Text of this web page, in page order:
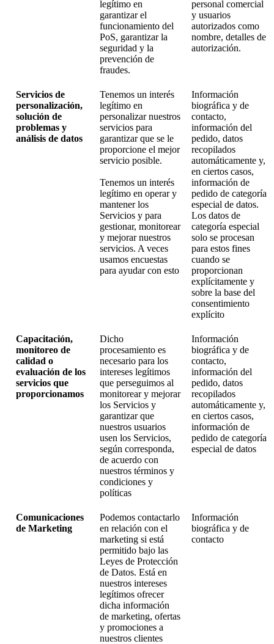
legítimo en
garantizar el
funcionamiento del
PoS, garantizar la
seguridad y la
prevención de
fraudes.
personal comercial
y usuarios
autorizados como
nombre, detalles de
autorización.
Servicios de
personalización,
solución de
problemas y
análisis de datos
Tenemos un interés
legítimo en
personalizar nuestros
servicios para
garantizar que se le
proporcione el mejor
servicio posible.
Tenemos un interés
legítimo en operar y
mantener los
Servicios y para
gestionar, monitorear
y mejorar nuestros
servicios. A veces
usamos encuestas
para ayudar con esto
Información
biográfica y de
contacto,
información del
pedido, datos
recopilados
automáticamente y,
en ciertos casos,
información de
pedido de categoría
especial de datos.
Los datos de
categoría especial
solo se procesan
para estos fines
cuando se
proporcionan
explícitamente y
sobre la base del
consentimiento
explícito
Capacitación,
monitoreo de
calidad o
evaluación de los
servicios que
proporcionamos
Dicho
procesamiento es
necesario para los
intereses legítimos
que perseguimos al
monitorear y mejorar
los Servicios y
garantizar que
nuestros usuarios
usen los Servicios,
según corresponda,
de acuerdo con
nuestros términos y
condiciones y
políticas
Información
biográfica y de
contacto,
información del
pedido, datos
recopilados
automáticamente y,
en ciertos casos,
información de
pedido de categoría
especial de datos
Comunicaciones
de Marketing
Podemos contactarlo
en relación con el
marketing si está
permitido bajo las
Leyes de Protección
de Datos. Está en
nuestros intereses
legítimos ofrecer
dicha información
de marketing, ofertas
y promociones a
nuestros clientes
Información
biográfica y de
contacto